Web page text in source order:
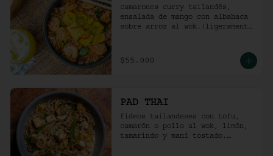
camarones curry tailandés,
ensalada de mango con albahaca
sobre arroz al wok.(ligeramente
$55.000
PAD THAI
fideos tailandeses con tofu,
camarón o pollo al wok, limón,
tamarindo y maní tostado.